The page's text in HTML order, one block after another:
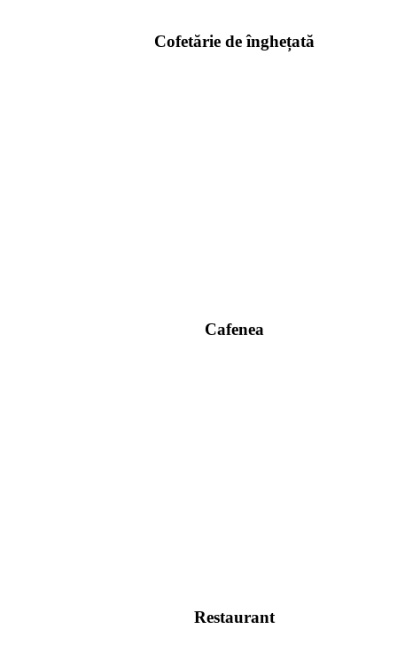
Cofetărie de înghețată
Cafenea
Restaurant